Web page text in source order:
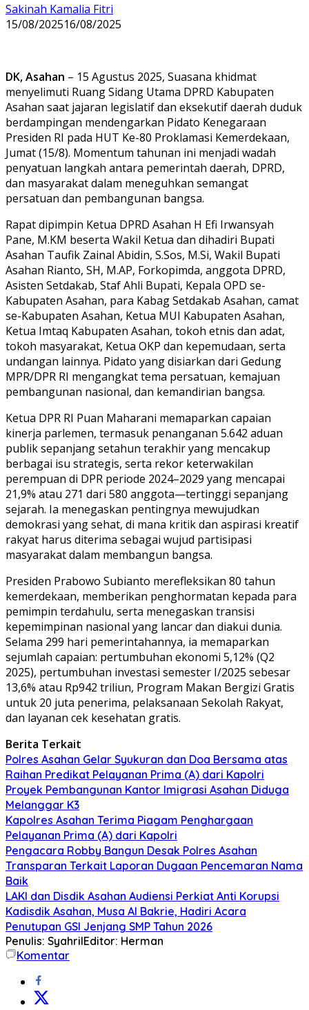
Sakinah Kamalia Fitri
15/08/202516/08/2025
DK, Asahan – 15 Agustus 2025, Suasana khidmat
menyelimuti Ruang Sidang Utama DPRD Kabupaten
Asahan saat jajaran legislatif dan eksekutif daerah duduk
berdampingan mendengarkan Pidato Kenegaraan
Presiden RI pada HUT Ke-80 Proklamasi Kemerdekaan,
Jumat (15/8). Momentum tahunan ini menjadi wadah
penyatuan langkah antara pemerintah daerah, DPRD,
dan masyarakat dalam meneguhkan semangat
persatuan dan pembangunan bangsa.
Rapat dipimpin Ketua DPRD Asahan H Efi Irwansyah
Pane, M.KM beserta Wakil Ketua dan dihadiri Bupati
Asahan Taufik Zainal Abidin, S.Sos, M.Si, Wakil Bupati
Asahan Rianto, SH, M.AP, Forkopimda, anggota DPRD,
Asisten Setdakab, Staf Ahli Bupati, Kepala OPD se-
Kabupaten Asahan, para Kabag Setdakab Asahan, camat
se-Kabupaten Asahan, Ketua MUI Kabupaten Asahan,
Ketua Imtaq Kabupaten Asahan, tokoh etnis dan adat,
tokoh masyarakat, Ketua OKP dan kepemudaan, serta
undangan lainnya. Pidato yang disiarkan dari Gedung
MPR/DPR RI mengangkat tema persatuan, kemajuan
pembangunan nasional, dan kemandirian bangsa.
Ketua DPR RI Puan Maharani memaparkan capaian
kinerja parlemen, termasuk penanganan 5.642 aduan
publik sepanjang setahun terakhir yang mencakup
berbagai isu strategis, serta rekor keterwakilan
perempuan di DPR periode 2024–2029 yang mencapai
21,9% atau 271 dari 580 anggota—tertinggi sepanjang
sejarah. Ia menegaskan pentingnya mewujudkan
demokrasi yang sehat, di mana kritik dan aspirasi kreatif
rakyat harus diterima sebagai wujud partisipasi
masyarakat dalam membangun bangsa.
Presiden Prabowo Subianto merefleksikan 80 tahun
kemerdekaan, memberikan penghormatan kepada para
pemimpin terdahulu, serta menegaskan transisi
kepemimpinan nasional yang lancar dan diakui dunia.
Selama 299 hari pemerintahannya, ia memaparkan
sejumlah capaian: pertumbuhan ekonomi 5,12% (Q2
2025), pertumbuhan investasi semester I/2025 sebesar
13,6% atau Rp942 triliun, Program Makan Bergizi Gratis
untuk 20 juta penerima, pelaksanaan Sekolah Rakyat,
dan layanan cek kesehatan gratis.
Berita Terkait
Polres Asahan Gelar Syukuran dan Doa Bersama atas
Raihan Predikat Pelayanan Prima (A) dari Kapolri
Proyek Pembangunan Kantor Imigrasi Asahan Diduga
Melanggar K3
Kapolres Asahan Terima Piagam Penghargaan
Pelayanan Prima (A) dari Kapolri
Pengacara Robby Bangun Desak Polres Asahan
Transparan Terkait Laporan Dugaan Pencemaran Nama
Baik
LAKI dan Disdik Asahan Audiensi Perkiat Anti Korupsi
Kadisdik Asahan, Musa Al Bakrie, Hadiri Acara
Penutupan GSI Jenjang SMP Tahun 2026
Penulis: SyahrilEditor: Herman
Komentar